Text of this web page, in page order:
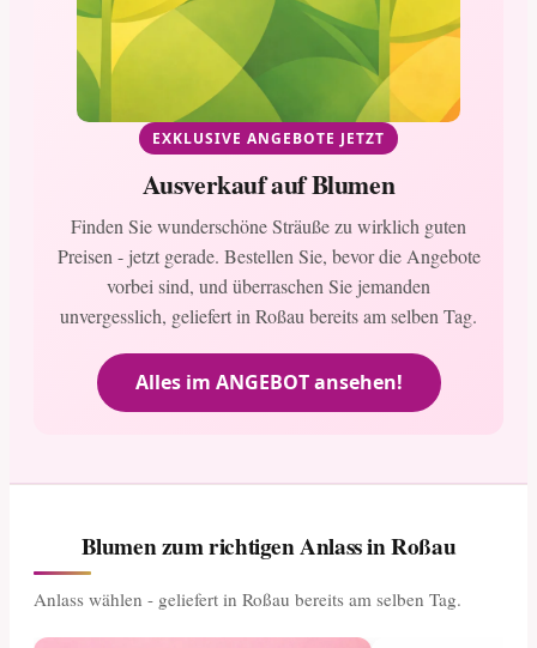
EXKLUSIVE ANGEBOTE JETZT
Ausverkauf auf Blumen
Finden Sie wunderschöne Sträuße zu wirklich guten
Preisen - jetzt gerade. Bestellen Sie, bevor die Angebote
vorbei sind, und überraschen Sie jemanden
unvergesslich, geliefert in Roßau bereits am selben Tag.
Alles im ANGEBOT ansehen!
Blumen zum richtigen Anlass in Roßau
Anlass wählen - geliefert in Roßau bereits am selben Tag.